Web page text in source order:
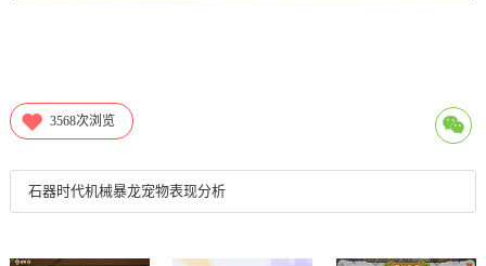
3568次浏览
石器时代机械暴龙宠物表现分析